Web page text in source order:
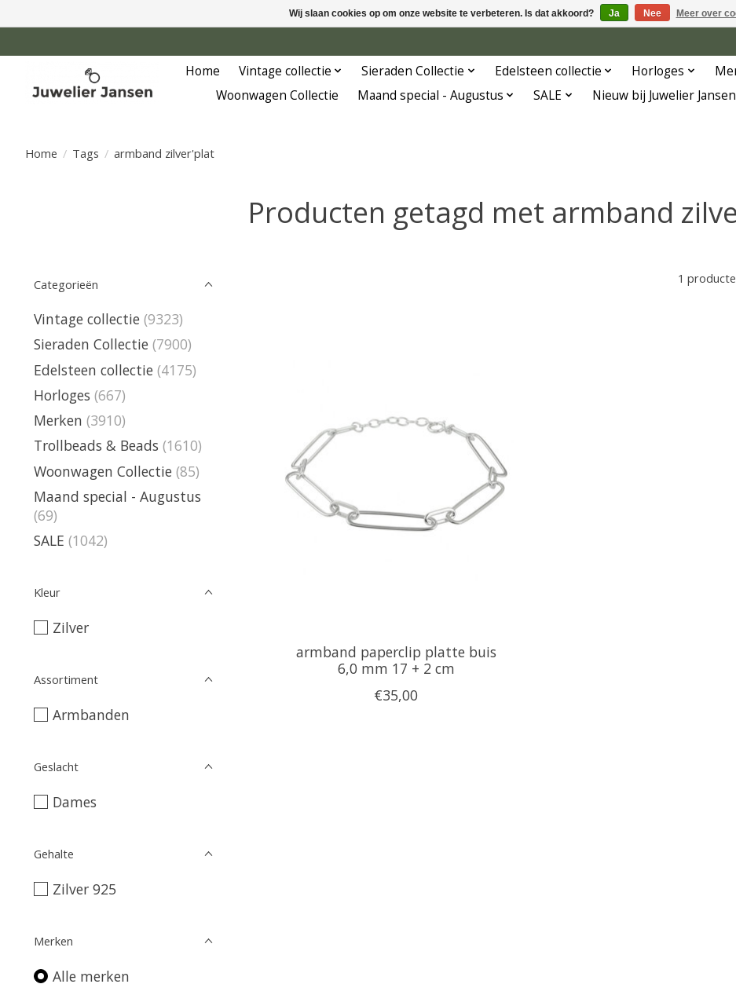
Home Vintage collectie Sieraden Collectie Edelsteen collectie Horloges
Woonwagen Collectie
Maand special - Augustus SALE Nieuw bij Juwelier Jansen
Home / Tags / armband zilver'plat
Producten getagd met armband
Categorieën
Vintage collectie (9323)
Sieraden Collectie (7900)
Edelsteen collectie (4175)
Horloges (667)
Merken (3910)
Trollbeads & Beads (1610)
Woonwagen Collectie (85)
Maand special - Augustus
(69)
SALE (1042)
Kleur
Zilver
Assortiment
Armbanden
Geslacht
Dames
Gehalte
Zilver 925
Merken
Alle merken
1
armband paperclip platte buis
6,0 mm 17 + 2 cm
€35,00
Wij slaan cookies op om onze website te verbeteren. Is dat akkoord? Ja Nee Meer over